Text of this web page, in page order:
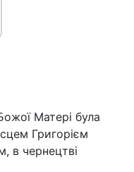
Матері була
Григорієм
в чернецтві